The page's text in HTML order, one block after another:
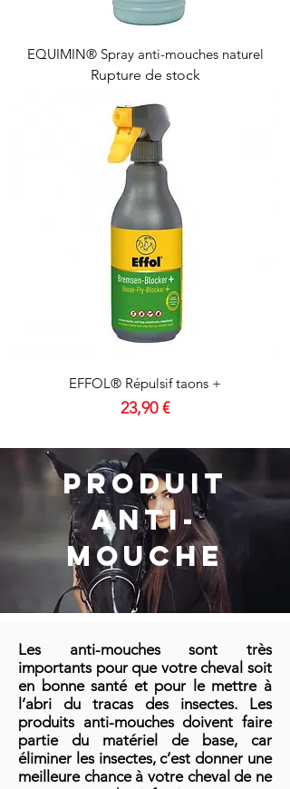
EQUIMIN® Spray anti-mouches naturel
Rupture de stock
EFFOL® Répulsif taons +
Prix
23,90 €
PRODUIT
ANTI-
MOUCHE
Les anti-mouches sont très
importants pour que votre cheval soit
en bonne santé et pour le mettre à
l’abri du tracas des insectes. Les
produits anti-mouches doivent faire
partie du matériel de base, car
éliminer les insectes, c’est donner une
meilleure chance à votre cheval de ne